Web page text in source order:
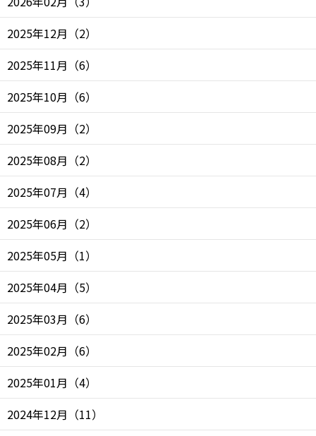
2025年12月 （2）
2025年11月 （6）
2025年10月 （6）
2025年09月 （2）
2025年08月 （2）
2025年07月 （4）
2025年06月 （2）
2025年05月 （1）
2025年04月 （5）
2025年03月 （6）
2025年02月 （6）
2025年01月 （4）
2024年12月 （11）